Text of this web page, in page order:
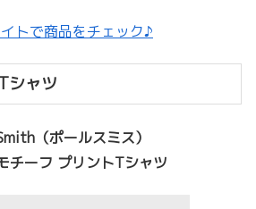
トで商品をチェック♪
シャツ
（ポールスミス）
チーフ プリントTシャツ